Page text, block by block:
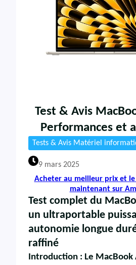
Test & Avis
Performances et
Tests & Avis Matériel
9 mars 2025
Acheter au meilleur prix et le
maintenant sur
Test complet du
un ultraportable
autonomie longue
raffiné
Introduction : Le